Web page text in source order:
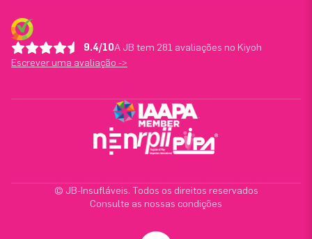
9.4/10A JB tem 281 avaliações no Kiyoh
Escrever uma avaliação ->
© JB-Insufláveis. Todos os direitos reservados
Consulte as nossas condições